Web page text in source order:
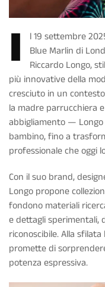
I
l 19 settembre
Blue Marlin di
Riccardo Longo,
più innovative della
cresciuto in un
la madre parrucchiera
abbigliamento —
bambino, fino a
professionale che oggi
Con il suo brand,
Longo propone
fondono materiali
e dettagli sperimentali,
riconoscibile. Alla
promette di
potenza espressiva.